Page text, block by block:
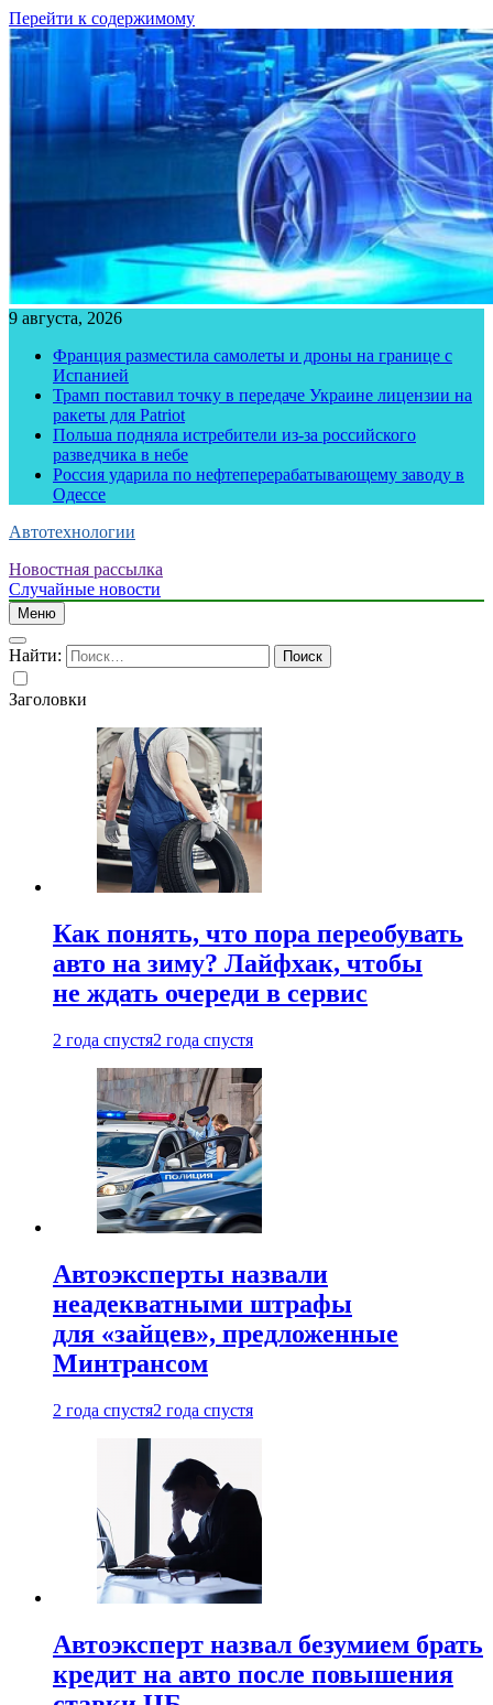
Перейти к содержимому
9 августа, 2026
Франция разместила самолеты и дроны на границе с
Испанией
Трамп поставил точку в передаче Украине лицензии на
ракеты для Patriot
Польша подняла истребители из-за российского
разведчика в небе
Россия ударила по нефтеперерабатывающему заводу в
Одессе
Автотехнологии
Новостная рассылка
Случайные новости
Меню
Найти:
Заголовки
Как понять, что пора переобувать
авто на зиму? Лайфхак, чтобы
не ждать очереди в сервис
2 года спустя2 года спустя
Автоэксперты назвали
неадекватными штрафы
для «зайцев», предложенные
Минтрансом
2 года спустя2 года спустя
Автоэксперт назвал безумием брать
кредит на авто после повышения